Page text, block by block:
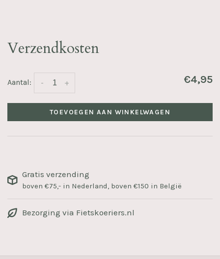
Verzendkosten
Aantal: +
- €4,95
TOEVOEGEN AAN WINKELWAGEN
Gratis verzending
boven €75,- in Nederland, boven €150 in België
Bezorging via Fietskoeriers.nl